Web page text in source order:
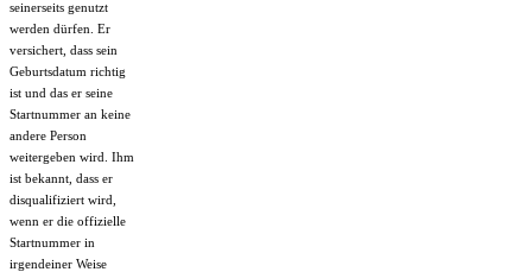
seinerseits genutzt
werden dürfen. Er
versichert, dass sein
Geburtsdatum richtig
ist und das er seine
Startnummer an keine
andere Person
weitergeben wird. Ihm
ist bekannt, dass er
disqualifiziert wird,
wenn er die offizielle
Startnummer in
irgendeiner Weise